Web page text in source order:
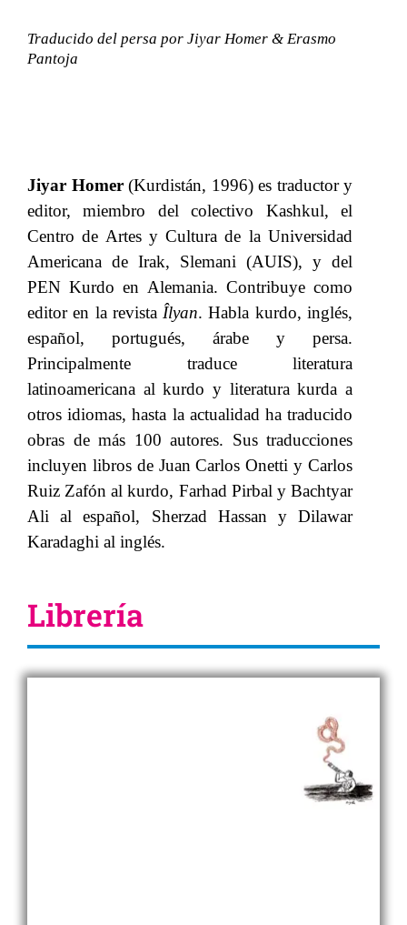
Traducido del persa por Jiyar Homer & Erasmo
Pantoja
Jiyar Homer(Kurdistán, 1996) es traductor y
editor, miembro del colectivo Kashkul, el
Centro de Artes y Cultura de la Universidad
Americana de Irak, Slemani (AUIS), y del
PEN Kurdo en Alemania. Contribuye como
editor en la revista Îlyan. Habla kurdo, inglés,
español, portugués, árabe y persa.
Principalmente traduce literatura
latinoamericana al kurdo y literatura kurda a
otros idiomas, hasta la actualidad ha traducido
obras de más 100 autores. Sus traducciones
incluyen libros de Juan Carlos Onetti y Carlos
Ruiz Zafón al kurdo, Farhad Pirbal y Bachtyar
Ali al español, Sherzad Hassan y Dilawar
Karadaghi al inglés.
Librería